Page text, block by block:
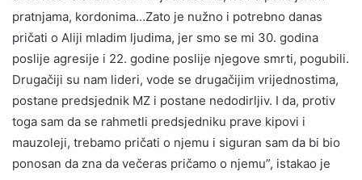
pratnjama, kordonima…Zato je nužno i potrebno danas
pričati o Aliji mladim ljudima, jer smo se mi 30. godina
poslije agresije i 22. godine poslije njegove smrti, pogubili.
Drugačiji su nam lideri, vode se drugačijim vrijednostima,
postane predsjednik MZ i postane nedodirljiv. I da, protiv
toga sam da se rahmetli predsjedniku prave kipovi i
mauzoleji, trebamo pričati o njemu i siguran sam da bi bio
ponosan da zna da večeras pričamo o njemu”, istakao je